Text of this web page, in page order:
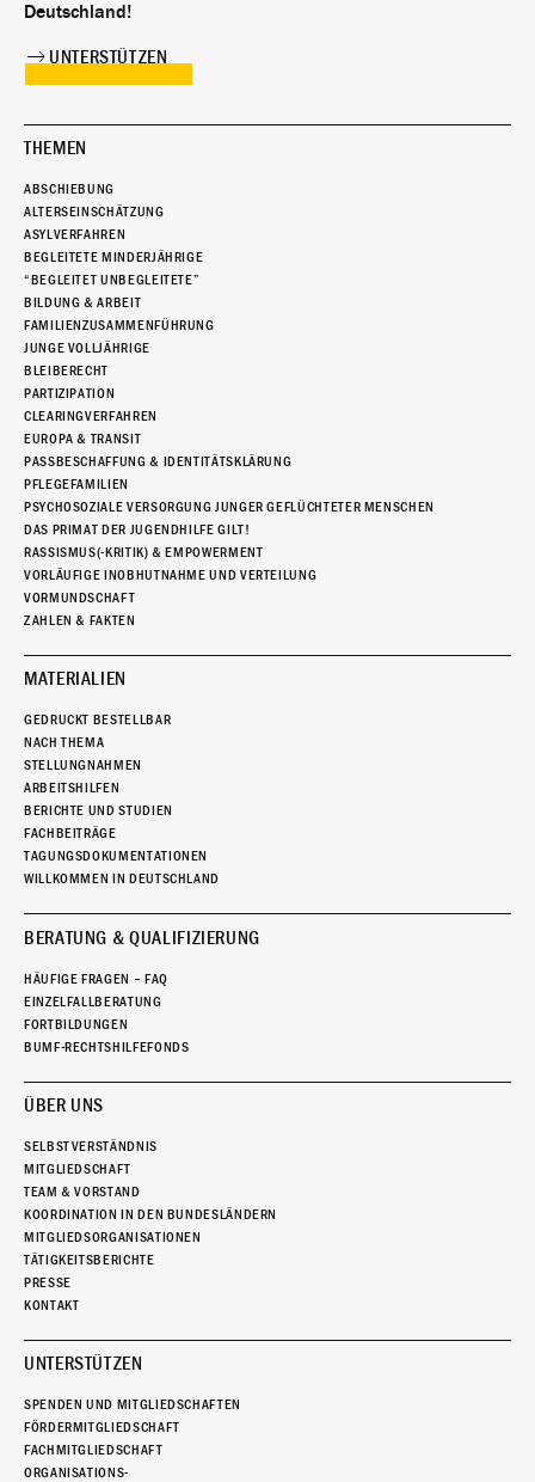
Deutschland!
UNTERSTÜTZEN
THEMEN
ABSCHIEBUNG
ALTERSEINSCHÄTZUNG
ASYLVERFAHREN
BEGLEITETE MINDERJÄHRIGE
“BEGLEITET UNBEGLEITETE”
BILDUNG & ARBEIT
FAMILIENZUSAMMENFÜHRUNG
JUNGE VOLLJÄHRIGE
BLEIBERECHT
PARTIZIPATION
CLEARINGVERFAHREN
EUROPA & TRANSIT
PASSBESCHAFFUNG & IDENTITÄTSKLÄRUNG
PFLEGEFAMILIEN
PSYCHOSOZIALE VERSORGUNG JUNGER GEFLÜCHTETER MENSCHEN
DAS PRIMAT DER JUGENDHILFE GILT!
RASSISMUS(-KRITIK) & EMPOWERMENT
VORLÄUFIGE INOBHUTNAHME UND VERTEILUNG
VORMUNDSCHAFT
ZAHLEN & FAKTEN
MATERIALIEN
GEDRUCKT BESTELLBAR
NACH THEMA
STELLUNGNAHMEN
ARBEITSHILFEN
BERICHTE UND STUDIEN
FACHBEITRÄGE
TAGUNGSDOKUMENTATIONEN
WILLKOMMEN IN DEUTSCHLAND
BERATUNG & QUALIFIZIERUNG
HÄUFIGE FRAGEN – FAQ
EINZELFALLBERATUNG
FORTBILDUNGEN
BUMF-RECHTSHILFEFONDS
ÜBER UNS
SELBSTVERSTÄNDNIS
MITGLIEDSCHAFT
TEAM & VORSTAND
KOORDINATION IN DEN BUNDESLÄNDERN
MITGLIEDSORGANISATIONEN
TÄTIGKEITSBERICHTE
PRESSE
KONTAKT
UNTERSTÜTZEN
SPENDEN UND MITGLIEDSCHAFTEN
FÖRDERMITGLIEDSCHAFT
FACHMITGLIEDSCHAFT
ORGANISATIONS-